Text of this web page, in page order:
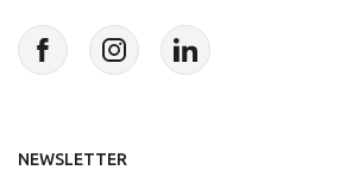
NEWSLETTER